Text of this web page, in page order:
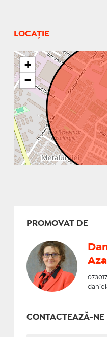
LOCAȚIE
+
−
PROMOVAT DE
CONTACTEAZĂ-NE